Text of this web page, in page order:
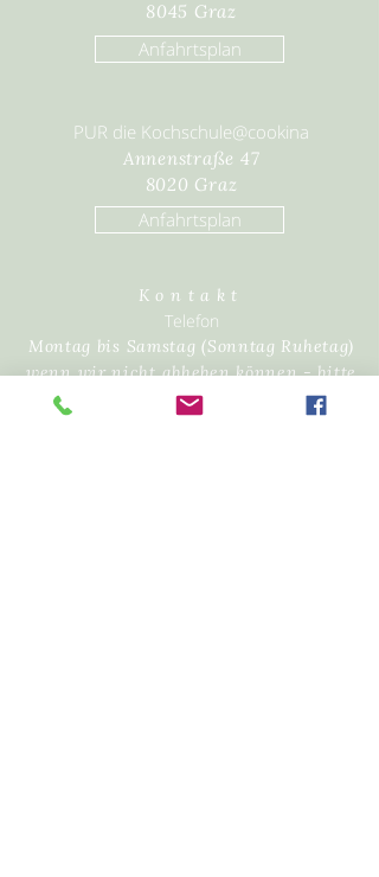
8045 Graz
Anfahrtsplan
PUR die Kochschule@cookina
Annenstraße 47
8020 Graz
Anfahrtsplan
Kontakt
Telefon
Montag bis Samstag (Sonntag Ruhetag)
wenn wir nicht abheben können - bitte
eine SMS, E-Mail oder